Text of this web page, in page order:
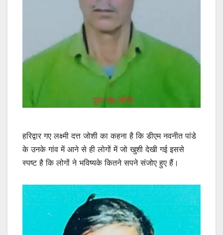
हरिद्वार गए लक्ष्मी दत्त जोशी का कहना है कि डीएम नवनीत पांडे
के उनके गांव में आने से ही लोगों में जो खुशी देखी गई इससे
स्पष्ट है कि लोगों ने भविष्यके कितने सपने संजोए हुए हैं।